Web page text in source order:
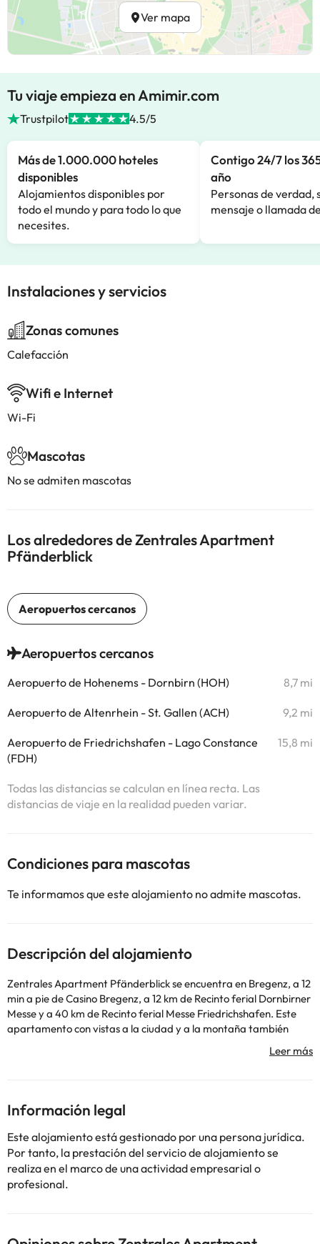
Ver mapa
Tu viaje empieza en Amimir.com
Trustpilot 4.5/5
Más de 1.000.000 hoteles
disponibles
Alojamientos disponibles por
todo el mundo y para todo lo que
necesites.
Contigo 24/7 los
año
Personas de verdad,
mensaje o llamada
Instalaciones y servicios
Zonas comunes
Calefacción
Wifi e Internet
Wi-Fi
Mascotas
No se admiten mascotas
Los alrededores de Zentrales Apartment
Pfänderblick
Aeropuertos cercanos
Aeropuerto de Hohenems - Dornbirn (HOH) 8,7 mi
Aeropuerto de Altenrhein - St. Gallen (ACH) 9,2 mi
Aeropuerto de Friedrichshafen - Lago Constance
(FDH)
15,8 mi
Todas las distancias se calculan en línea recta. Las
distancias de viaje en la realidad pueden variar.
Condiciones para mascotas
Te informamos que este alojamiento no admite mascotas.
Descripción del alojamiento
Zentrales Apartment Pfänderblick se encuentra en Bregenz, a 12
min a pie de Casino Bregenz, a 12 km de Recinto ferial Dornbirner
Messe y a 40 km de Recinto ferial Messe Friedrichshafen. Este
apartamento con vistas a la ciudad y a la montaña también
sala de estar, una cocina totalmente equipada con nevera y
Gallen está a 45 km del alojamiento, y Estación de tren de
Bregenz está a 9 min a pie.
En este alojamiento no se pueden celebrar despedidas de soltero
o soltera ni fiestas similares. Informa a con antelación de tu hora
prevista de llegada. Para ello, puedes utilizar el apartado de
peticiones especiales al hacer la reserva o ponerte en contacto
directamente con el alojamiento. Los datos de contacto
alguno de sus progenitores o tutores legales.
Información legal
Este alojamiento está gestionado por una persona jurídica.
Por tanto, la prestación del servicio de alojamiento se
realiza en el marco de una actividad empresarial o
profesional.